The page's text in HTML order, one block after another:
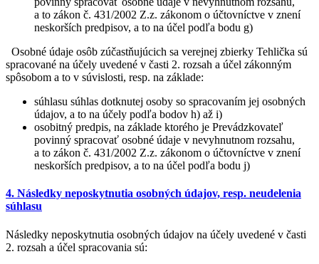
a to zákon č. 431/2002 Z.z. zákonom o účtovníctve v znení
neskorších predpisov, a to na účel podľa bodu g)
Osobné údaje osôb zúčastňujúcich sa verejnej zbierky Tehlička sú
spracované na účely uvedené v časti 2. rozsah a účel zákonným
spôsobom a to v súvislosti, resp. na základe:
súhlasu súhlas dotknutej osoby so spracovaním jej osobných
údajov, a to na účely podľa bodov h) až i)
osobitný predpis, na základe ktorého je Prevádzkovateľ
povinný spracovať osobné údaje v nevyhnutnom rozsahu,
a to zákon č. 431/2002 Z.z. zákonom o účtovníctve v znení
neskorších predpisov, a to na účel podľa bodu j)
4. Následky neposkytnutia osobných údajov, resp. neudelenia
súhlasu
Následky neposkytnutia osobných údajov na účely uvedené v časti
2. rozsah a účel spracovania sú: